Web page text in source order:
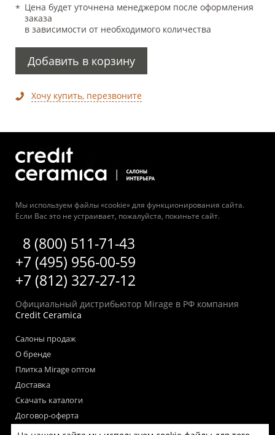
Цена будет уточнена менеджером после оформления
заказа
в зависимости от необходимого количества
Добавить в корзину
Хочу купить, перезвоните
Мы используем файлы «cookie» для функционирования сайта.
Если Вас это не устраивает, пожалуйста, покиньте сайт.
8 (800) 511-71-43
+7 (495) 956-00-59
+7 (812) 327-27-12
Официальный дистрибьютор Mirage в РФ компания
Credit Ceramica
Салоны продаж
О бренде
Плитка Mirage оптом
Доставка
Скачать каталоги
Договор-оферта
Пользовательское соглашение